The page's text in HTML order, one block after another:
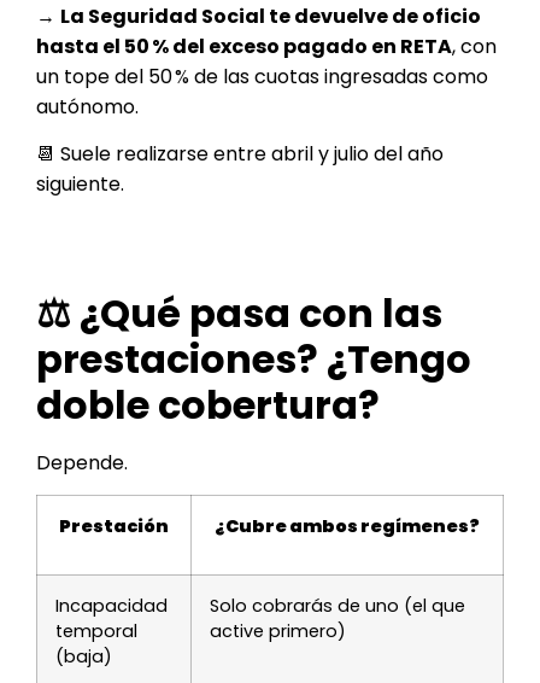
→ La Seguridad Social te devuelve de oficio
hasta el 50 % del exceso pagado en RETA, con
un tope del 50 % de las cuotas ingresadas como
autónomo.
📆 Suele realizarse entre abril y julio del año
siguiente.
⚖️ ¿Qué pasa con las
prestaciones? ¿Tengo
doble cobertura?
Depende.
Prestación ¿Cubre ambos regímenes?
Incapacidad
temporal
(baja)
Solo cobrarás de uno (el que
active primero)